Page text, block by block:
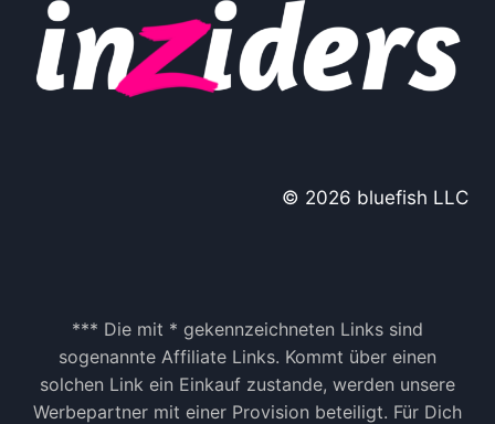
© 2026 bluefish LLC
*** Die mit * gekennzeichneten Links sind
sogenannte Affiliate Links. Kommt über einen
solchen Link ein Einkauf zustande, werden unsere
Werbepartner mit einer Provision beteiligt. Für Dich